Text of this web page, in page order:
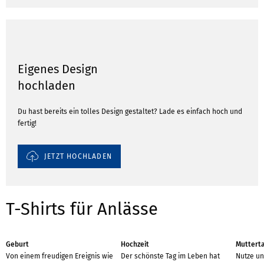
Eigenes Design
hochladen
Du hast bereits ein tolles Design gestaltet? Lade es einfach hoch und
fertig!
JETZT HOCHLADEN
T-Shirts für Anlässe
Geburt
Von einem freudigen Ereignis wie
Hochzeit
Der schönste Tag im Leben hat
Nutze